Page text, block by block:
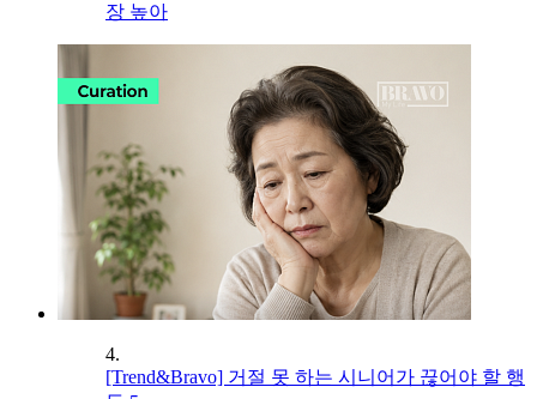
장 높아
4.
[Trend&Bravo] 거절 못 하는 시니어가 끊어야 할 행